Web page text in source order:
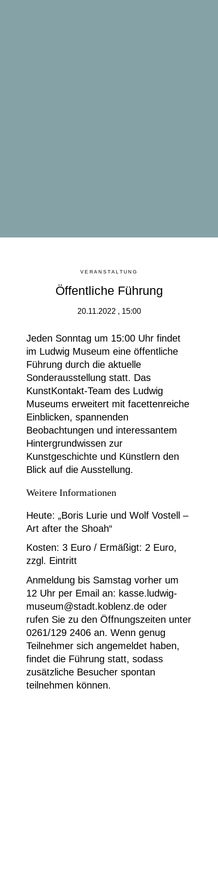
VERANSTALTUNG
Öffentliche Führung
20.11.2022 , 15:00
Jeden Sonntag um 15:00 Uhr findet
im Ludwig Museum eine öffentliche
Führung durch die aktuelle
Sonderausstellung statt. Das
KunstKontakt-Team des Ludwig
Museums erweitert mit facettenreiche
Einblicken, spannenden
Beobachtungen und interessantem
Hintergrundwissen zur
Kunstgeschichte und Künstlern den
Blick auf die Ausstellung.
Weitere Informationen
Heute: „Boris Lurie und Wolf Vostell –
Art after the Shoah“
Kosten: 3 Euro / Ermäßigt: 2 Euro,
zzgl. Eintritt
Anmeldung bis Samstag vorher um
12 Uhr per Email an: kasse.ludwig-
museum@stadt.koblenz.de oder
rufen Sie zu den Öffnungszeiten unter
0261/129 2406 an. Wenn genug
Teilnehmer sich angemeldet haben,
findet die Führung statt, sodass
zusätzliche Besucher spontan
teilnehmen können.